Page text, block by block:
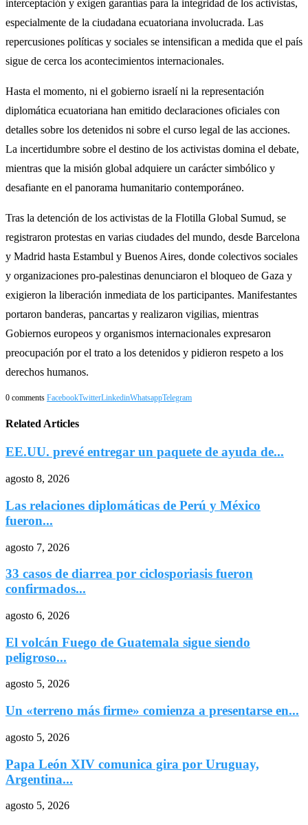
interceptación y exigen garantías para la integridad de los activistas,
especialmente de la ciudadana ecuatoriana involucrada. Las
repercusiones políticas y sociales se intensifican a medida que el país
sigue de cerca los acontecimientos internacionales.
Hasta el momento, ni el gobierno israelí ni la representación
diplomática ecuatoriana han emitido declaraciones oficiales con
detalles sobre los detenidos ni sobre el curso legal de las acciones.
La incertidumbre sobre el destino de los activistas domina el debate,
mientras que la misión global adquiere un carácter simbólico y
desafiante en el panorama humanitario contemporáneo.
Tras la detención de los activistas de la Flotilla Global Sumud, se
registraron protestas en varias ciudades del mundo, desde Barcelona
y Madrid hasta Estambul y Buenos Aires, donde colectivos sociales
y organizaciones pro-palestinas denunciaron el bloqueo de Gaza y
exigieron la liberación inmediata de los participantes. Manifestantes
portaron banderas, pancartas y realizaron vigilias, mientras
Gobiernos europeos y organismos internacionales expresaron
preocupación por el trato a los detenidos y pidieron respeto a los
derechos humanos.
0 comments FacebookTwitterLinkedinWhatsappTelegram
Related Articles
EE.UU. prevé entregar un paquete de ayuda de...
agosto 8, 2026
Las relaciones diplomáticas de Perú y México
fueron...
agosto 7, 2026
33 casos de diarrea por ciclosporiasis fueron
confirmados...
agosto 6, 2026
El volcán Fuego de Guatemala sigue siendo
peligroso...
agosto 5, 2026
Un «terreno más firme» comienza a presentarse en...
agosto 5, 2026
Papa León XIV comunica gira por Uruguay,
Argentina...
agosto 5, 2026